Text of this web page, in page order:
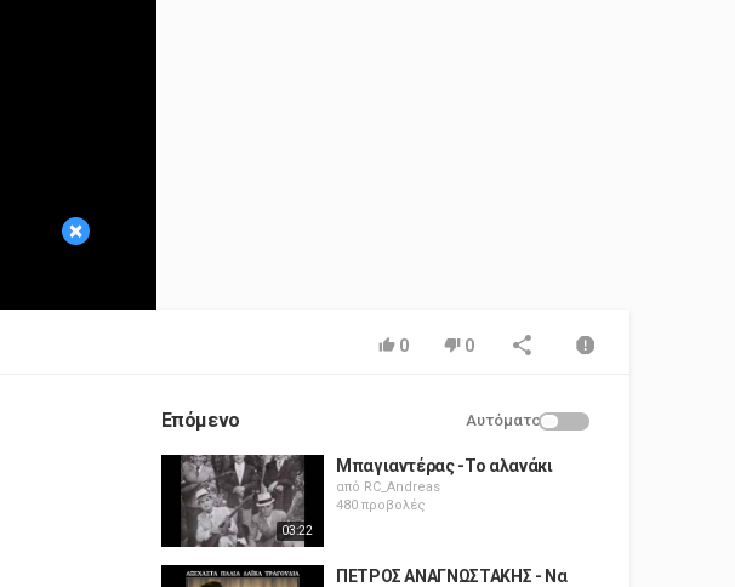
×
0 0
Επόμενο Αυτόματο
03:22
Μπαγιαντέρας -Το αλανάκι
από RC_Andreas
480 προβολές
ΠΕΤΡΟΣ ΑΝΑΓΝΩΣΤΑΚΗΣ - Να